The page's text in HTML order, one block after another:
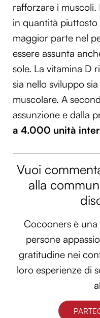
rafforzare i
in quantità piuttosto
maggior parte nel
essere assunta
sole. La vitamina D
sia nello sviluppo
muscolare. A
assunzione e dalla
a 4.000 unità
Vuoi
alla
Cocooners è
persone
gratitudine nei
loro esperienze di